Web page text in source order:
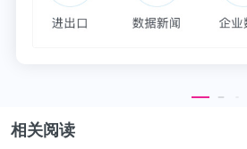
究院提供产业大数据、产业规划
相关阅读